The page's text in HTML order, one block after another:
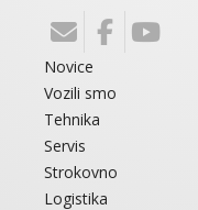
Novice
Vozili smo
Tehnika
Servis
Strokovno
Logistika